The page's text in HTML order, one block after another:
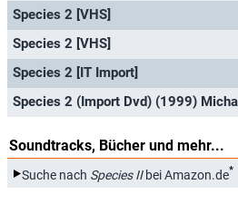
Species 2 [VHS]
Species 2 [VHS]
Species 2 [IT Import]
Soundtracks, Bücher und mehr...
Suche nach Species IIbei Amazon.de*